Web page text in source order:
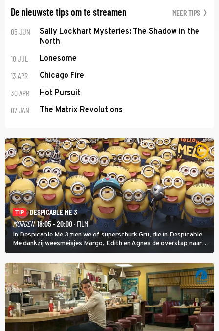
De nieuwste tips om te streamen MEER TIPS
05 JUN
Sally Lockhart Mysteries: The Shadow in the
North
10 JUL Lonesome
13 APR Chicago Fire
30 APR Hot Pursuit
07 JAN The Matrix Revolutions
TIP
DESPICABLE ME 3
MORGEN 18:05 - 20:00· FILM
In Despicable Me 3 zien we of superschurk Gru, die in Despicable
Me dankzij weesmeisjes Margo, Edith en Agnes de overstap naar
het rechte pad maakte, ook op dat pad weet te blijven.